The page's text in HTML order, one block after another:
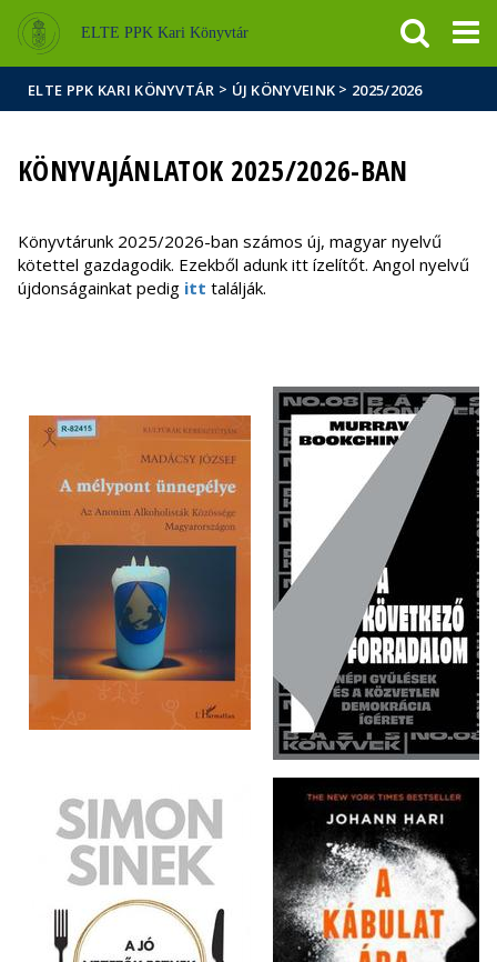
Hírek
Események
ELTE a
sajtóban
ELTE PPK Kari Könyvtár
ELTE PPK KARI KÖNYVTÁR > ÚJ KÖNYVEINK > 2025/2026
KÖNYVAJÁNLATOK 2025/2026-BAN
Könyvtárunk 2025/2026-ban számos új, magyar nyelvű
kötettel gazdagodik. Ezekből adunk itt ízelítőt. Angol nyelvű
újdonságainkat pedig itt találják.